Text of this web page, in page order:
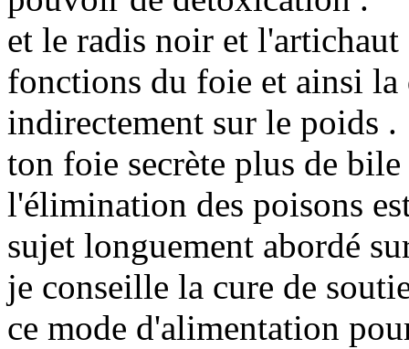
et le radis noir et
fonctions du foie et ainsi
indirectement sur le poids .
ton foie secrète plus de
l'élimination des poisons
sujet longuement abordé
je conseille la cure de
ce mode d'alimentation